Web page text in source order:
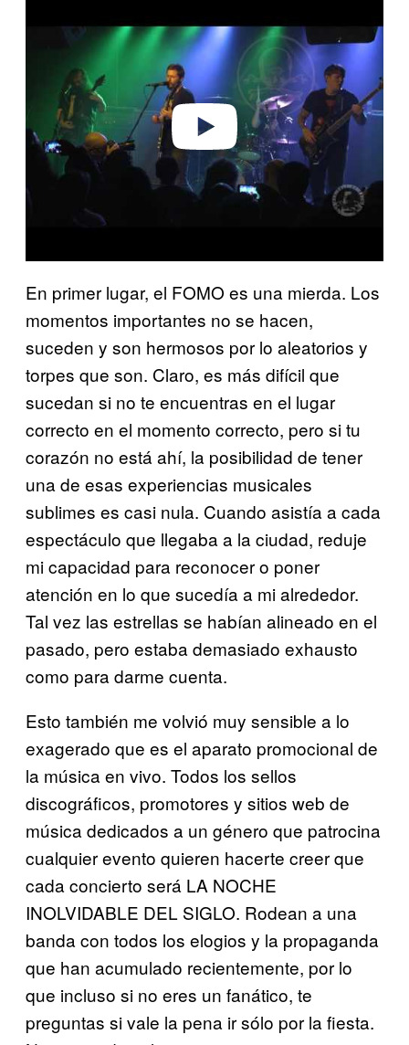
En primer lugar, el FOMO es una mierda. Los
momentos importantes no se hacen,
suceden y son hermosos por lo aleatorios y
torpes que son. Claro, es más difícil que
sucedan si no te encuentras en el lugar
correcto en el momento correcto, pero si tu
corazón no está ahí, la posibilidad de tener
una de esas experiencias musicales
sublimes es casi nula. Cuando asistía a cada
espectáculo que llegaba a la ciudad, reduje
mi capacidad para reconocer o poner
atención en lo que sucedía a mi alrededor.
Tal vez las estrellas se habían alineado en el
pasado, pero estaba demasiado exhausto
como para darme cuenta.
Esto también me volvió muy sensible a lo
exagerado que es el aparato promocional de
la música en vivo. Todos los sellos
discográficos, promotores y sitios web de
música dedicados a un género que patrocina
cualquier evento quieren hacerte creer que
cada concierto será LA NOCHE
INOLVIDABLE DEL SIGLO. Rodean a una
banda con todos los elogios y la propaganda
que han acumulado recientemente, por lo
que incluso si no eres un fanático, te
preguntas si vale la pena ir sólo por la fiesta.